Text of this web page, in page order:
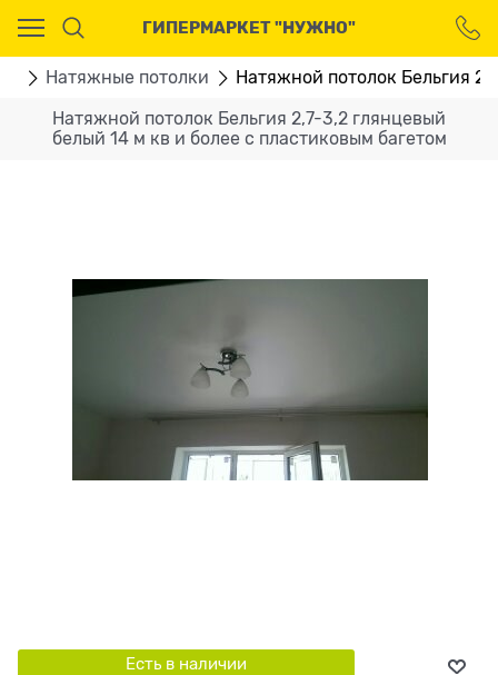
ГИПЕРМАРКЕТ "НУЖНО"
Натяжные потолки Натяжной потолок Бельгия
Натяжной потолок Бельгия 2,7-3,2 глянцевый
белый 14 м кв и более с пластиковым багетом
Есть в наличии
Ваш город - Москва,
угадали?
ДА НЕТ